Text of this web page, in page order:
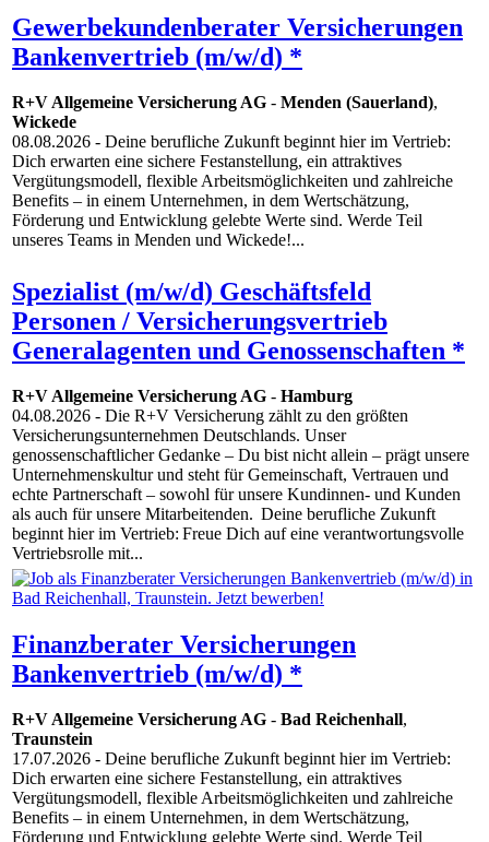
Gewerbekundenberater Versicherungen
Bankenvertrieb (m/w/d) *
R+V Allgemeine Versicherung AG - Menden (Sauerland),
Wickede
08.08.2026 - Deine berufliche Zukunft beginnt hier im Vertrieb:
Dich erwarten eine sichere Festanstellung, ein attraktives
Vergütungsmodell, flexible Arbeitsmöglichkeiten und zahlreiche
Benefits – in einem Unternehmen, in dem Wertschätzung,
Förderung und Entwicklung gelebte Werte sind. Werde Teil
unseres Teams in Menden und Wickede!...
Spezialist (m/w/d) Geschäftsfeld
Personen / Versicherungsvertrieb
Generalagenten und Genossenschaften *
R+V Allgemeine Versicherung AG - Hamburg
04.08.2026 - Die R+V Versicherung zählt zu den größten
Versicherungsunternehmen Deutschlands. Unser
genossenschaftlicher Gedanke – Du bist nicht allein – prägt unsere
Unternehmenskultur und steht für Gemeinschaft, Vertrauen und
echte Partnerschaft – sowohl für unsere Kundinnen- und Kunden
als auch für unsere Mitarbeitenden. Deine berufliche Zukunft
beginnt hier im Vertrieb: Freue Dich auf eine verantwortungsvolle
Vertriebsrolle mit...
Finanzberater Versicherungen
Bankenvertrieb (m/w/d) *
R+V Allgemeine Versicherung AG - Bad Reichenhall,
Traunstein
17.07.2026 - Deine berufliche Zukunft beginnt hier im Vertrieb:
Dich erwarten eine sichere Festanstellung, ein attraktives
Vergütungsmodell, flexible Arbeitsmöglichkeiten und zahlreiche
Benefits – in einem Unternehmen, in dem Wertschätzung,
Förderung und Entwicklung gelebte Werte sind. Werde Teil